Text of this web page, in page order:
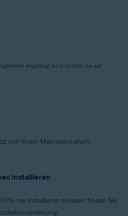
angezeigt wird, klicken Sie auf
von Ihrem Mac deinstalliert.
installieren
neu installieren müssen, finden Sie